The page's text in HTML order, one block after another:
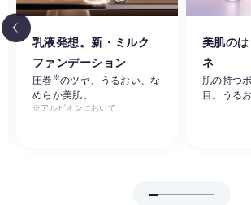
乳液発想。新・ミルク
ファンデーション
圧巻 ※のツヤ、うるおい、な
めらか美肌。
※アルビオンにおいて
美肌の
ネ
肌の持つ
目。うる